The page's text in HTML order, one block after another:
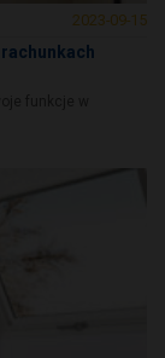
2023-09-15